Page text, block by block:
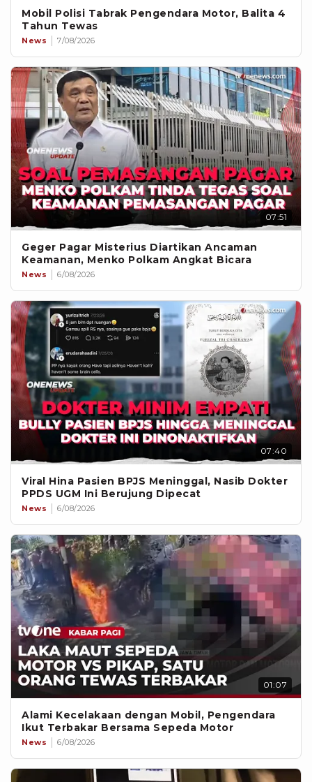
Mobil Polisi Tabrak Pengendara Motor, Balita 4
Tahun Tewas
News 7/08/2026
07:51
Geger Pagar Misterius Diartikan Ancaman
Keamanan, Menko Polkam Angkat Bicara
News 6/08/2026
07:40
Viral Hina Pasien BPJS Meninggal, Nasib Dokter
PPDS UGM Ini Berujung Dipecat
News 6/08/2026
01:07
Alami Kecelakaan dengan Mobil, Pengendara
Ikut Terbakar Bersama Sepeda Motor
News 6/08/2026